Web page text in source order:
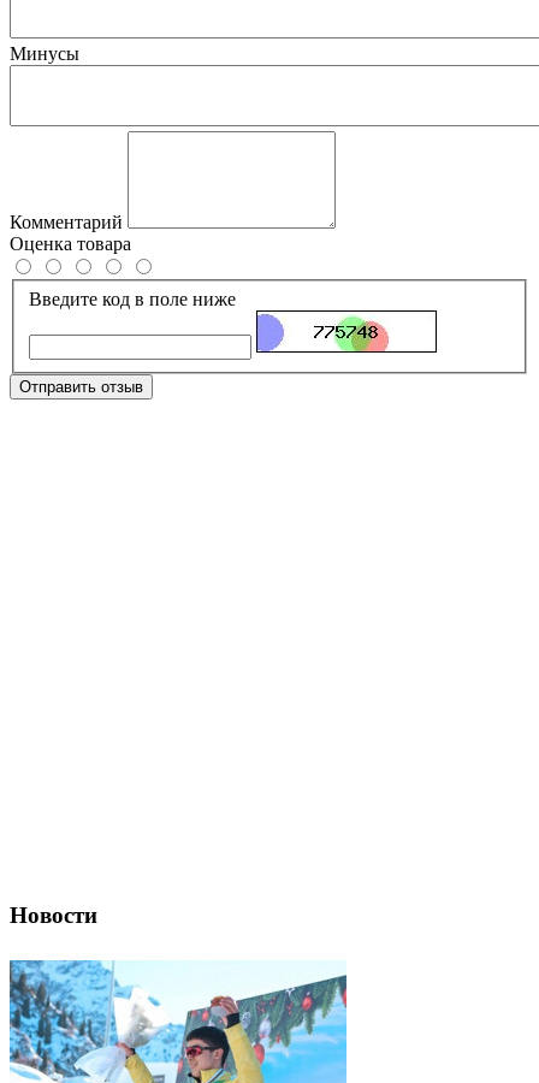
Минусы
Комментарий
Оценка товара
Введите код в поле ниже
Отправить отзыв
Новости